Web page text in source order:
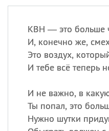
КВН — это больше
И, конечно же,
Это воздух,
И тебе всё теперь
И не важно, в
Ты попал, это
Нужно шутки